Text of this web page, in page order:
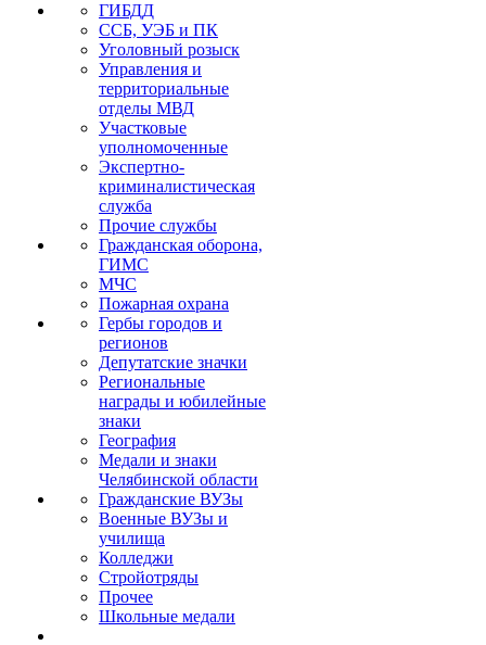
ГИБДД
ССБ, УЭБ и ПК
Уголовный розыск
Управления и
территориальные
отделы МВД
Участковые
уполномоченные
Экспертно-
криминалистическая
служба
Прочие службы
Гражданская оборона,
ГИМС
МЧС
Пожарная охрана
Гербы городов и
регионов
Депутатские значки
Региональные
награды и юбилейные
знаки
География
Медали и знаки
Челябинской области
Гражданские ВУЗы
Военные ВУЗы и
училища
Колледжи
Стройотряды
Прочее
Школьные медали